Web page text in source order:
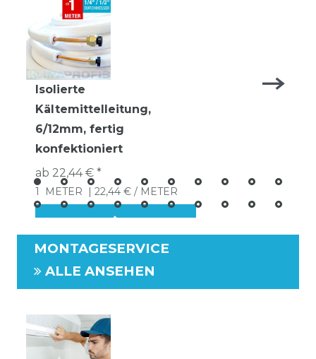
Isolierte
Kältemittelleitung,
6/12mm, fertig
konfektioniert
ab 22,44 € *
1 METER | 22,44 € / METER
MONTAGESERVICE
ALLE ANSEHEN